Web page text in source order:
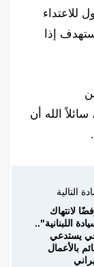
للاعتداء
إذا
الله أن
التالية
لانتهاك
اللبنانية"..
يستدعي
بالأعمال